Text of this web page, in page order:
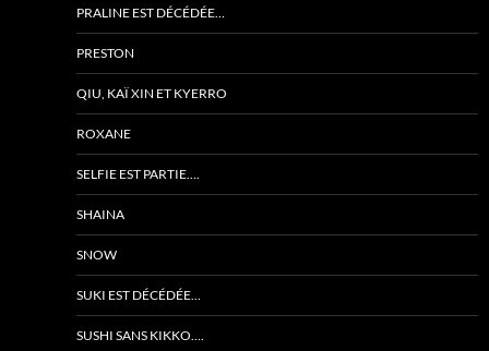
PRALINE EST DÉCÉDÉE…
PRESTON
QIU, KAÏ XIN ET KYERRO
ROXANE
SELFIE EST PARTIE….
SHAINA
SNOW
SUKI EST DÉCÉDÉE…
SUSHI SANS KIKKO….